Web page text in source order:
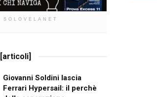
SOLOVELANET
[articoli]
Giovanni Soldini lascia
Ferrari Hypersail: il perchè